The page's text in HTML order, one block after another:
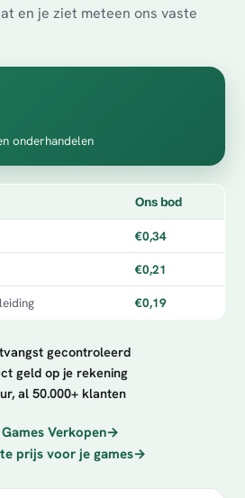
en je ziet meteen ons vaste
onderhandelen
Ons bod
€0,34
€0,21
€0,19
gecontroleerd
geld op je rekening
al 50.000+ klanten
Verkopen→
prijs voor je games→